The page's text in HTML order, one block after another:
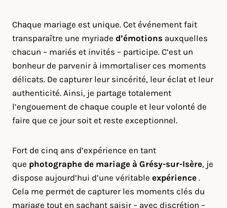
Chaque mariage est unique. Cet événement fait
transparaître une myriade d’émotions auxquelles
chacun – mariés et invités – participe. C’est un
bonheur de parvenir à immortaliser ces moments
délicats. De capturer leur sincérité, leur éclat et leur
authenticité. Ainsi, je partage totalement
l’engouement de chaque couple et leur volonté de
faire que ce jour soit et reste exceptionnel.
Fort de cinq ans d’expérience en tant
que photographe de mariage à Grésy-sur-Isère, je
dispose aujourd’hui d’une véritable expérience .
Cela me permet de capturer les moments clés du
mariage tout en sachant saisir – avec discrétion –